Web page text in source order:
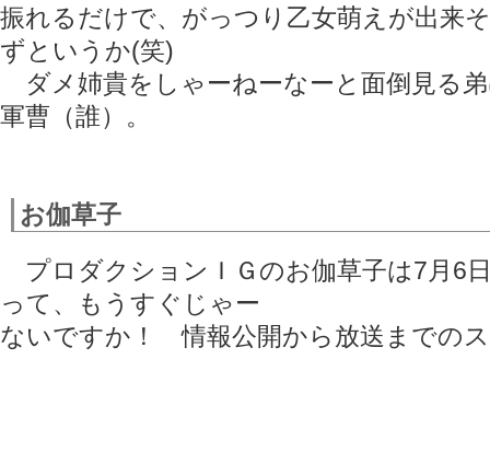
振れるだけで、がっつり乙女萌えが出来
ずというか(笑)
ダメ姉貴をしゃーねーなーと面倒見る
軍曹（誰）。
お伽草子
プロダクションＩＧのお伽草子は7月6
って、もうすぐじゃー
ないですか！ 情報公開から放送までの